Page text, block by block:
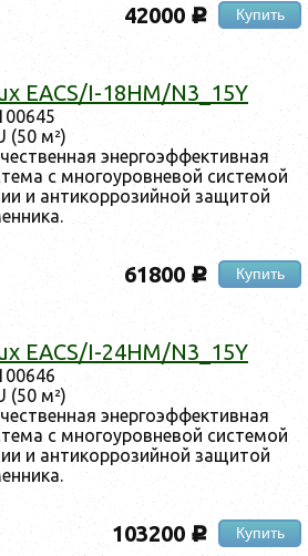
42000c Купить
EACS/I-18HM/N3_15Y
(50 м²)
энер­го­эф­фектив­ная
с мно­го­уров­не­вой сис­те­мой
и ан­ти­кор­ро­зий­ной за­щитой
61800 c Купить
EACS/I-24HM/N3_15Y
(50 м²)
энер­го­эф­фектив­ная
с мно­го­уров­не­вой сис­те­мой
и ан­ти­кор­ро­зий­ной за­щитой
103200 c Купить